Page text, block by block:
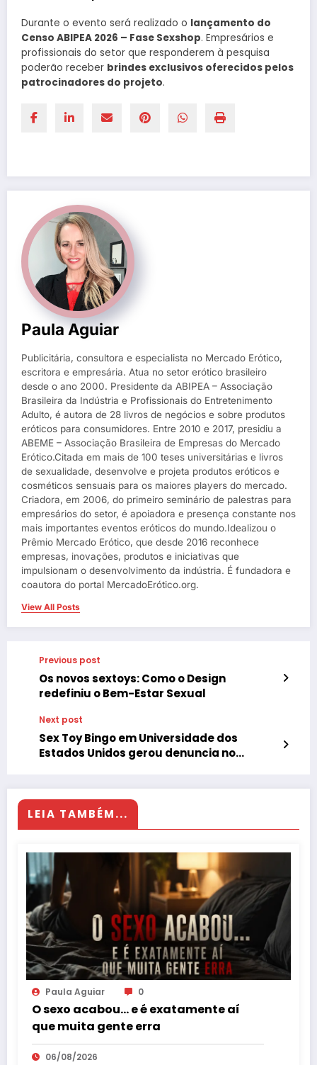
Durante o evento será realizado o lançamento do
Censo ABIPEA 2026 – Fase Sexshop. Empresários e
profissionais do setor que responderem à pesquisa
poderão receber brindes exclusivos oferecidos pelos
patrocinadores do projeto.
Paula Aguiar
Publicitária, consultora e especialista no Mercado Erótico,
escritora e empresária. Atua no setor erótico brasileiro
desde o ano 2000. Presidente da ABIPEA – Associação
Brasileira da Indústria e Profissionais do Entretenimento
Adulto, é autora de 28 livros de negócios e sobre produtos
eróticos para consumidores. Entre 2010 e 2017, presidiu a
ABEME – Associação Brasileira de Empresas do Mercado
Erótico.Citada em mais de 100 teses universitárias e livros
de sexualidade, desenvolve e projeta produtos eróticos e
cosméticos sensuais para os maiores players do mercado.
Criadora, em 2006, do primeiro seminário de palestras para
empresários do setor, é apoiadora e presença constante nos
mais importantes eventos eróticos do mundo.Idealizou o
Prêmio Mercado Erótico, que desde 2016 reconhece
empresas, inovações, produtos e iniciativas que
impulsionam o desenvolvimento da indústria. É fundadora e
coautora do portal MercadoErótico.org.
View All Posts
Previous post
Os novos sextoys: Como o Design
redefiniu o Bem-Estar Sexual
Next post
Sex Toy Bingo em Universidade dos
Estados Unidos gerou denuncia no
LEIA TAMBÉM...
Paula Aguiar 0
O sexo acabou… e é exatamente aí
que muita gente erra
06/08/2026